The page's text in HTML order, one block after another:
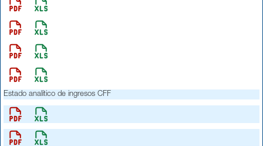
Estado analítico de ingresos CFF